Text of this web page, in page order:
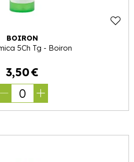
BOIRON
5Ch Tg - Boiron
3,50€
0